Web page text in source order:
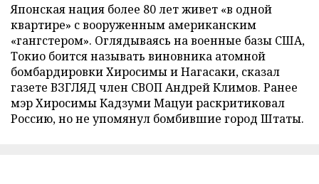
Японская нация более 80 лет живет «в одной
квартире» с вооруженным американским
«гангстером». Оглядываясь на военные базы США,
Токио боится называть виновника атомной
бомбардировки Хиросимы и Нагасаки, сказал
газете ВЗГЛЯД член СВОП Андрей Климов. Ранее
мэр Хиросимы Кадзуми Мацуи раскритиковал
Россию, но не упомянул бомбившие город Штаты.